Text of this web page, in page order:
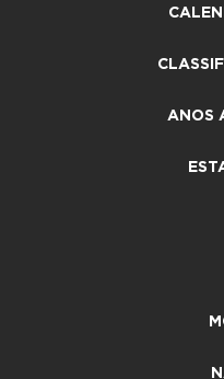
ANOS